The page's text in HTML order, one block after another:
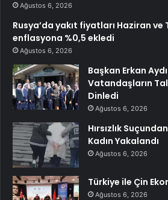
Ağustos 6, 2026
Rusya’da yakıt fiyatları Haziran ve
enflasyona %0,5 ekledi
Ağustos 6, 2026
Başkan Erkan
Vatandaşların
Dinledi
Ağustos 6, 2026
Hırsızlık
Kadın Yakalandı
Ağustos 6, 2026
Türkiye ile Çin
Ağustos 6, 2026